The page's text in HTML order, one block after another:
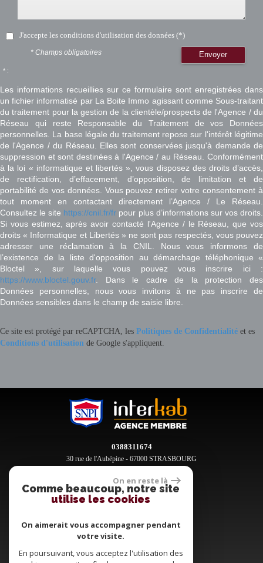
J'accepte les conditions d'utilisation des données (*)
Envoyer
* Champs obligatoires
* :
Les informations recueillies sur ce formulaire sont enregistrées dans
un fichier informatisé par La Boite Immo agissant comme Sous-traitant
du traitement pour la gestion de la clientèle/prospects de l'Agence / du
Réseau qui reste Responsable du Traitement de vos Données
personnelles. La base légale du traitement repose sur l'intérêt légitime
de l'Agence / du Réseau. Elles sont conservées jusqu'à demande de
suppression et sont destinées à l'Agence / au Réseau. Conformément
à la loi « informatique et libertés », vous disposez des droits d’accès,
de rectification, d’effacement, d’opposition, de limitation et de
portabilité de vos données. Vous pouvez retirer votre consentement à
tout moment en contactant directement l’Agence / Le Réseau.
Consultez le site https://cnil.fr/fr pour plus d’informations sur vos droits.
Si vous estimez, après avoir contacté l'Agence / le Réseau, que vos
droits « Informatique et Libertés » ne sont pas respectés, vous pouvez
adresser une réclamation à la CNIL. Nous vous informons de
l’existence de la liste d'opposition au démarchage téléphonique «
Bloctel », sur laquelle vous pouvez vous inscrire ici :
https://www.bloctel.gouv.fr. Dans le cadre de la protection des
Données personnelles, nous vous invitons à ne pas inscrire de
Données sensibles dans le champ de saisie libre.
Ce site est protégé par reCAPTCHA, les Politiques de Confidentialité et es
Conditions d'utilisation de Google s'appliquent.
0388311674
30 rue de l'Aubépine - 67000 STRASBOURG
Espace propriétaires
On en reste là
Comme beaucoup, notre site
utilise les cookies
On aimerait vous accompagner pendant
votre visite.
En poursuivant, vous acceptez l'utilisation des